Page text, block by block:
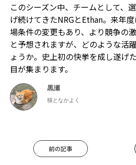
このシーズン中、チームとして、
げ続けてきたNRGとEthan。来年
場条件の変更もあり、より競争の
と予想されますが、どのような活
ょうか。史上初の快挙を成し遂げ
目が集まります。
黒瀬
猫となかよく
前の記事